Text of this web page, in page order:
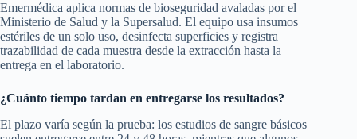
Emermédica aplica normas de bioseguridad avaladas por el
Ministerio de Salud y la Supersalud. El equipo usa insumos
estériles de un solo uso, desinfecta superficies y registra
trazabilidad de cada muestra desde la extracción hasta la
entrega en el laboratorio.
¿Cuánto tiempo tardan en entregarse los resultados?
El plazo varía según la prueba: los estudios de sangre básicos